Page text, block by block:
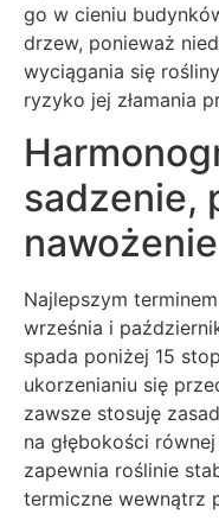
go w cieniu
drzew, ponieważ
wyciągania się
ryzyko jej złamania
sadzenie,
Najlepszym
września i
spada poniżej 15
ukorzenianiu się
zawsze stosuję
na głębokości
zapewnia roślinie
termiczne wewnątrz